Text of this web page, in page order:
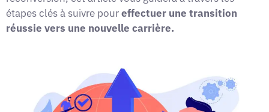
étapes clés à suivre poureffectuer une transition
réussie vers une nouvelle carrière.